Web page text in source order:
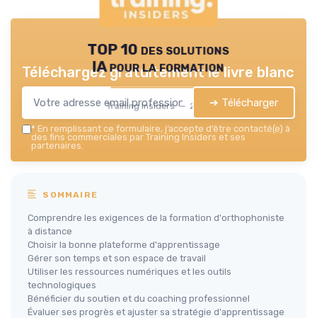
TOP 10 des solutions
IA pour la formation
Training Insiders — 2026
Téléchargez gratuitement le livre blanc
➔ Télécharger
* En remplissant ce formulaire, j’accepte d’être contacté(e) à
des fins commerciales par Training Insiders et ses
partenaires.
SOMMAIRE
Comprendre les exigences de la formation d'orthophoniste
à distance
Choisir la bonne plateforme d'apprentissage
Gérer son temps et son espace de travail
Utiliser les ressources numériques et les outils
technologiques
Bénéficier du soutien et du coaching professionnel
Évaluer ses progrès et ajuster sa stratégie d'apprentissage